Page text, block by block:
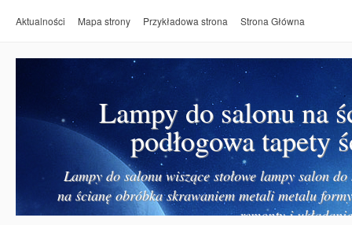
Aktualności Mapa strony Przykładowa strona Strona Główna
Lampy do salonu na
podłogowa tapety
Lampy do salonu wiszące stołowe lampy salon
na ścianę obróbka skrawaniem metali metalu
remonty i